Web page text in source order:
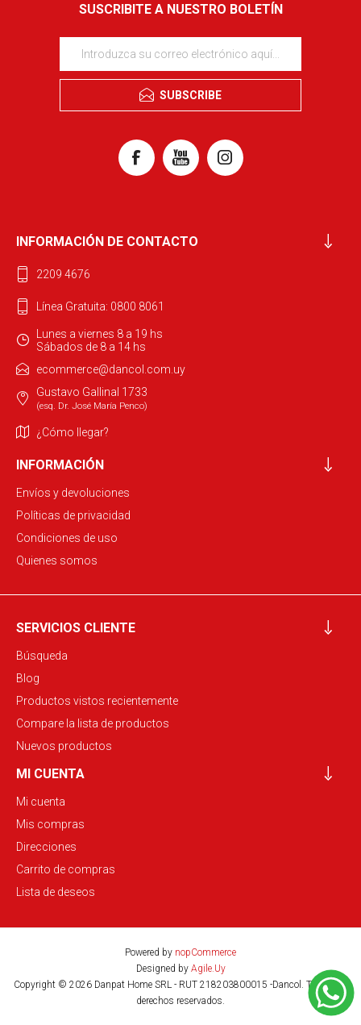
SUSCRIBITE A NUESTRO BOLETÍN
SUBSCRIBE
INFORMACIÓN DE CONTACTO
2209 4676
Línea Gratuita: 0800 8061
Lunes a viernes 8 a 19 hs
Sábados de 8 a 14 hs
ecommerce@dancol.com.uy
Gustavo Gallinal 1733
(esq. Dr. José María Penco)
¿Cómo llegar?
INFORMACIÓN
Envíos y devoluciones
Políticas de privacidad
Condiciones de uso
Quienes somos
SERVICIOS CLIENTE
Búsqueda
Blog
Productos vistos recientemente
Compare la lista de productos
Nuevos productos
MI CUENTA
Mi cuenta
Mis compras
Direcciones
Carrito de compras
Lista de deseos
Powered by nopCommerce
Designed by Agile.Uy
Copyright © 2026 Danpat Home SRL - RUT 218203800015 -Dancol. Todos los
derechos reservados.